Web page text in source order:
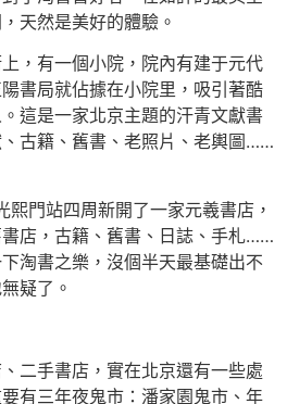
天然是美好的體驗。
，有一個小院，院內有建于元代
書局就佔據在小院里，吸引著酷
這是一家北京主題的汗青文獻書
古籍、舊書、老照片、老輿圖……
門站四周新開了一家元羲書店，
店，古籍、舊書、日誌、手札……
淘書之樂，沒個半天最基礎出不
疑了。
二手書店，實在北京還有一些處
有三年夜鬼市：潘家園鬼市、年